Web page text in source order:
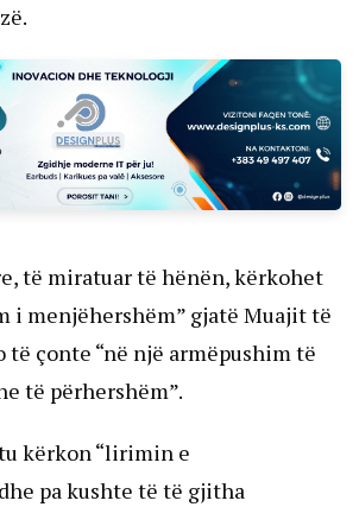
të miratuar të hënën, kërkohet
i menjëhershëm” gjatë Muajit të
të çonte “në një armëpushim të
të përhershëm”.
kërkon “lirimin e
pa kushte të të gjitha